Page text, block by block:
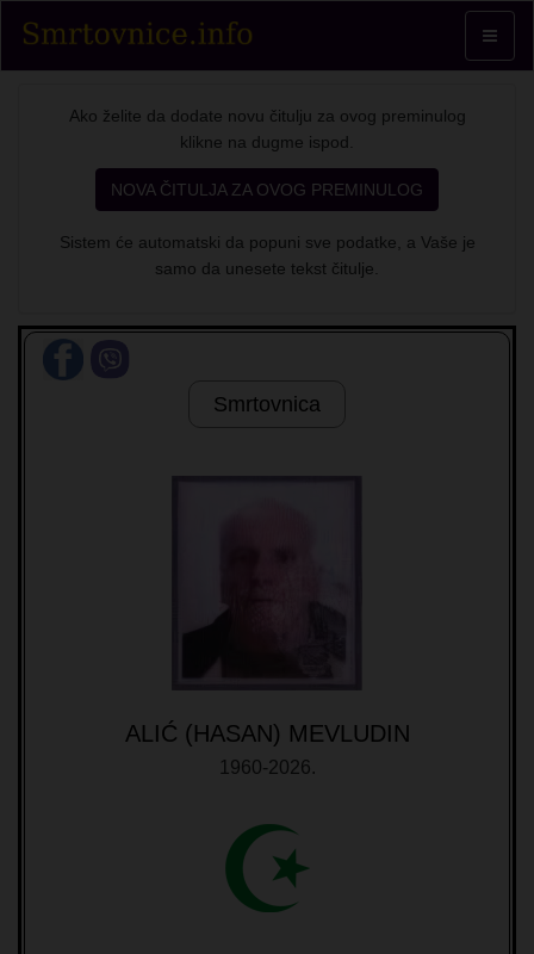
Toggle
Ako želite da dodate novu čitulju za ovog preminulog
klikne na dugme ispod.
NOVA ČITULJA ZA OVOG PREMINULOG
Sistem će automatski da popuni sve podatke, a Vaše je
samo da unesete tekst čitulje.
Smrtovnica
ALIĆ (HASAN) MEVLUDIN
1960-2026.